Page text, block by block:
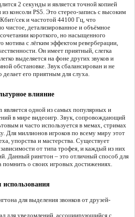
2 секунды и является точной копией
консоли PS5. Это стерео-запись с высоким
сек и частотой 44100 Гц, что
чистое, детализированное и объёмное
короткого, но насыщенного
мотива с лёгким эффектом реверберации,
Он имеет приятный, слегка
выделяется на фоне других звуков и
обстановке. Звук сбалансирован и не
делает его приятным для слуха.
влияние
является одной из самых популярных и
в мире видеоигр. Звук, сопровождающий
и часто используется в мемах, стримах
Для миллионов игроков по всему миру этот
упорства и мастерства. Существует
зависимости от типа трофея, и каждый из них
Данный рингтон – это отличный способ для
помнить о своих игровых достижениях.
использования
для выделения звонков от друзей-
для уведомлений, ассоциирующийся с